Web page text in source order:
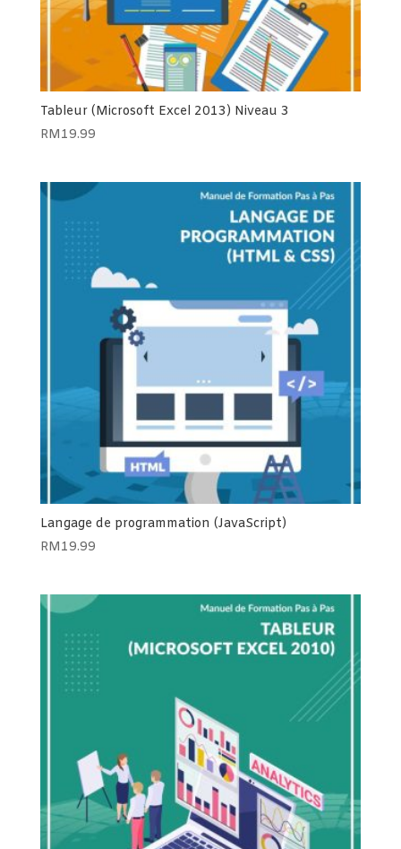
Tableur (Microsoft Excel 2013) Niveau 3
RM19.99
Langage de programmation (JavaScript)
RM19.99